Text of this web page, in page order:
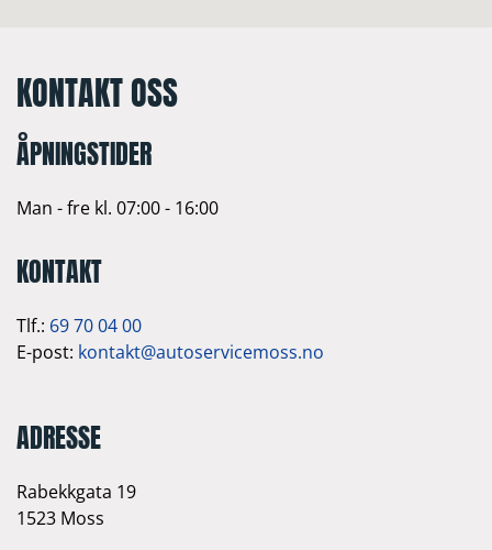
KONTAKT OSS
ÅPNINGSTIDER
Man - fre kl. 07:00 - 16:00
KONTAKT
Tlf.: 69 70 04 00
E-post: kontakt@autoservicemoss.no
ADRESSE
Rabekkgata 19
1523 Moss